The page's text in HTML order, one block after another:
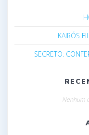
KAIRÓS
SECRETO:
Nenhum